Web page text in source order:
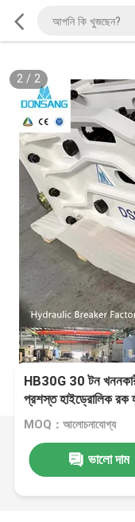
2/ 2
HB30G 30 টন
প্রশস্ত হাইড্রোলিক রক
MOQ：আলোচনাযোগ্য
ভালো দাম